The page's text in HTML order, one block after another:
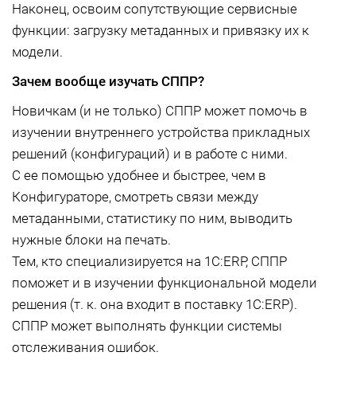
Наконец, освоим сопутствующие сервисные
функции: загрузку метаданных и привязку их к
модели.
Зачем вообще изучать СППР?
Новичкам (и не только) СППР может помочь в
изучении внутреннего устройства прикладных
решений (конфигураций) и в работе с ними.
С ее помощью удобнее и быстрее, чем в
Конфигураторе, смотреть связи между
метаданными, статистику по ним, выводить
нужные блоки на печать.
Тем, кто специализируется на 1C:ERP, СППР
поможет и в изучении функциональной модели
решения (т. к. она входит в поставку 1С:ERP).
СППР может выполнять функции системы
отслеживания ошибок.